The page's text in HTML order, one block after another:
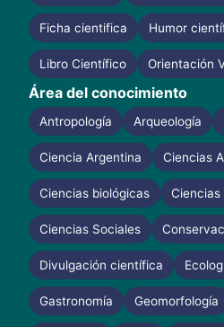
Ficha cientifica Humor
Libro Científico Orientación
Área del conocimiento
Antropología Arqueología
Ciencia Argentina Ciencias
Ciencias biológicas Ciencias
Ciencias Sociales
Divulgación científica
Gastronomía Geomorfología